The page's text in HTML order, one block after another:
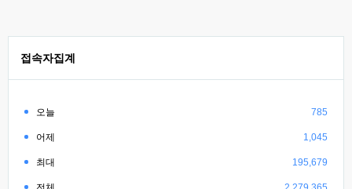
접속자집계
오늘 785
어제 1,045
최대 195,679